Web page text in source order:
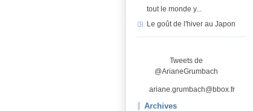
tout le monde y...
Le goût de l'hiver au Japon
Tweets de
@ArianeGrumbach
ariane.grumbach@bbox.fr
Archives